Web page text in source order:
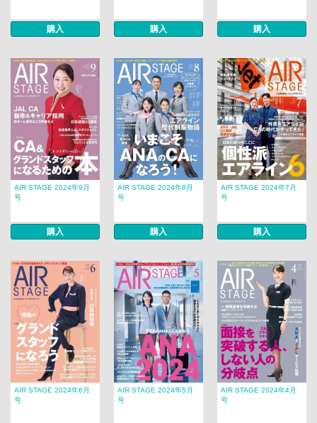
購入 購入 購入
AIR STAGE 2024年9月
号
購入
AIR STAGE 2024年8月
号
購入
AIR STAGE 2024年7月
号
購入
AIR STAGE 2024年6月
号
AIR STAGE 2024年5月
号
AIR STAGE 2024年4月
号